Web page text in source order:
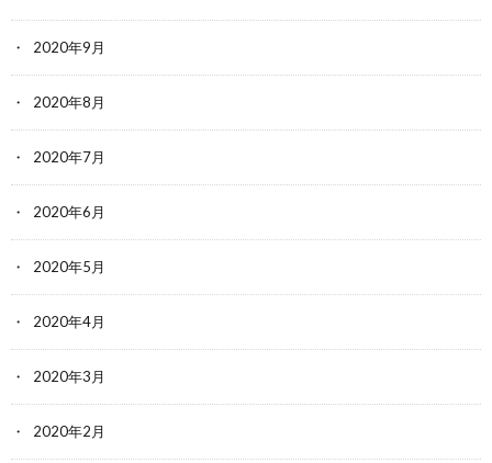
2020年9月
2020年8月
2020年7月
2020年6月
2020年5月
2020年4月
2020年3月
2020年2月